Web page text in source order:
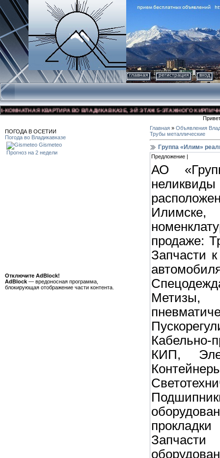
главная регистрация вход
КВАРТИРА ВО ВЛАДИКАВКАЗЕ, 3-Й ЭТАЖ 5-ЭТАЖНОГО
ПОГОДА В ОСЕТИИ
Погода во Владикавказе
Gismeteo
Прогноз на 2 недели
Отключите AdBlock!
AdBlock — вредоносная программа,
блокирующая отображение части контента.
Главная » Объявления
Трубы металлические
Группа «Илим»
Предложение |
АО
продаже:
Запчасти
Метизы,
Кабельно-
КИП,